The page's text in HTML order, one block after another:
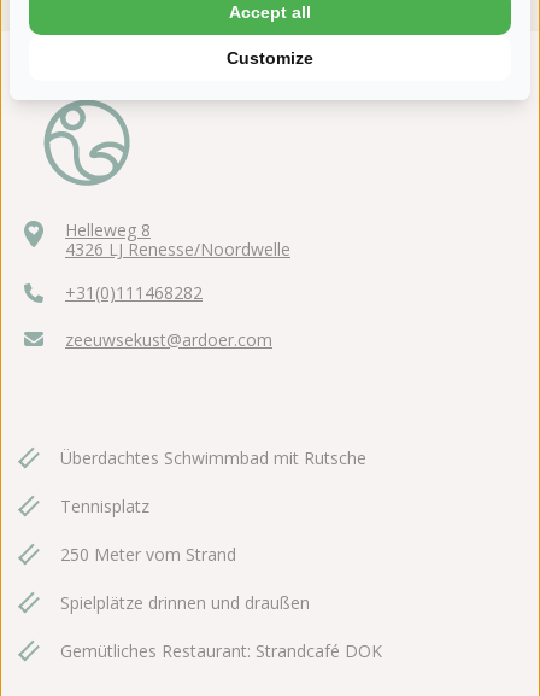
Helleweg 8
4326 LJ Renesse/Noordwelle
+31(0)111468282
zeeuwsekust@ardoer.com
Überdachtes Schwimmbad mit Rutsche
Tennisplatz
250 Meter vom Strand
Spielplätze drinnen und draußen
Gemütliches Restaurant: Strandcafé DOK
Customize
Accept all